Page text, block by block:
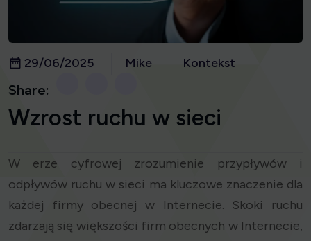
29/06/2025 Mike Kontekst
Share:
Wzrost ruchu w sieci
W erze cyfrowej zrozumienie przypływów i
odpływów ruchu w sieci ma kluczowe znaczenie dla
każdej firmy obecnej w Internecie. Skoki ruchu
zdarzają się większości firm obecnych w Internecie,